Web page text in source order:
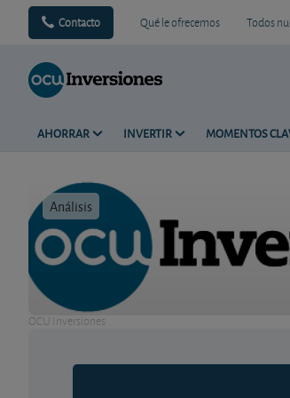
Contacto Qué le ofrecemos Todos
AHORRAR INVERTIR MOMENTOS
Análisis
OCU Inversiones